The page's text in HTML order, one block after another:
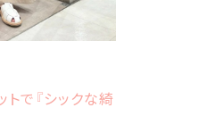
で『シックな綺